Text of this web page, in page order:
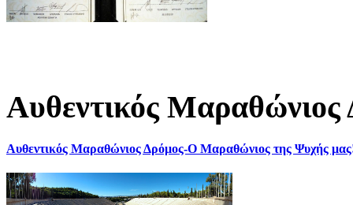
Αυθεντικός Μαραθώνιος
Αυθεντικός Μαραθώνιος Δρόμος-Ο Μαραθώνιος της Ψυχής